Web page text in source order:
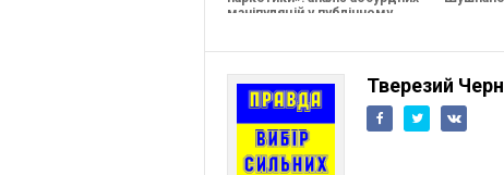
маніпуляцій у публічному
Тверезий